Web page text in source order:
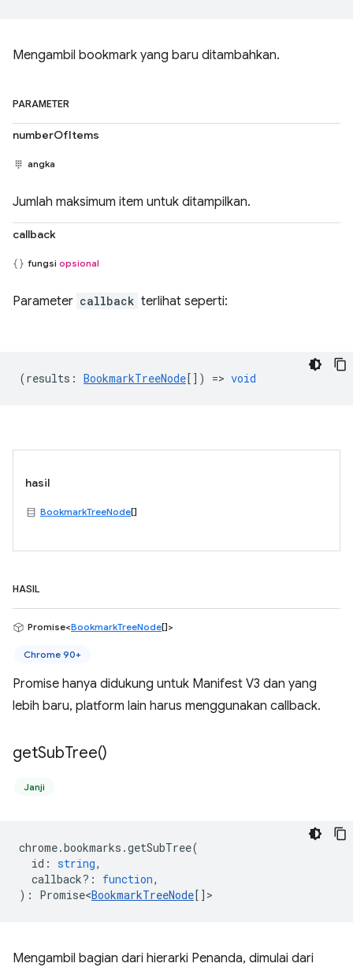
Mengambil bookmark yang baru ditambahkan.
PARAMETER
numberOfItems
angka
Jumlah maksimum item untuk ditampilkan.
callback
fungsi opsional
Parameter callback terlihat seperti:
(results : BookmarkTreeNode[]) => void
hasil
BookmarkTreeNode[]
HASIL
Promise<BookmarkTreeNode[]>
Chrome 90+
Promise hanya didukung untuk Manifest V3 dan yang
lebih baru, platform lain harus menggunakan callback.
getSubTree()
Janji
chrome.bookmarks .getSubTree(
id : string,
callback? : function,
) : Promise<BookmarkTreeNode[] >
Mengambil bagian dari hierarki Penanda, dimulai dari